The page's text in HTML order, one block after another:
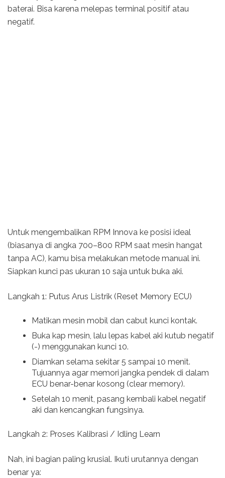
baterai. Bisa karena melepas terminal positif atau
negatif.
Untuk mengembalikan RPM Innova ke posisi ideal
(biasanya di angka 700–800 RPM saat mesin hangat
tanpa AC), kamu bisa melakukan metode manual ini.
Siapkan kunci pas ukuran 10 saja untuk buka aki.
Langkah 1: Putus Arus Listrik (Reset Memory ECU)
Matikan mesin mobil dan cabut kunci kontak.
Buka kap mesin, lalu lepas kabel aki kutub negatif
(-) menggunakan kunci 10.
Diamkan selama sekitar 5 sampai 10 menit.
Tujuannya agar memori jangka pendek di dalam
ECU benar-benar kosong (clear memory).
Setelah 10 menit, pasang kembali kabel negatif
aki dan kencangkan fungsinya.
Langkah 2: Proses Kalibrasi / Idling Learn
Nah, ini bagian paling krusial. Ikuti urutannya dengan
benar ya: